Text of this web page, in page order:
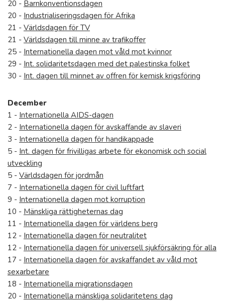
20 - Barnkonventionsdagen
20 - Industrialiseringsdagen för Afrika
21 - Världsdagen för TV
21 - Världsdagen till minne av trafikoffer
25 - Internationella dagen mot våld mot kvinnor
29 - Int. solidaritetsdagen med det palestinska folket
30 - Int. dagen till minnet av offren för kemisk krigsföring
December
1 - Internationella AIDS-dagen
2 - Internationella dagen för avskaffande av slaveri
3 - Internationella dagen för handikappade
5 - Int. dagen för frivilligas arbete för ekonomisk och social
utveckling
5 - Världsdagen för jordmån
7 - Internationella dagen för civil luftfart
9 - Internationella dagen mot korruption
10 - Mänskliga rättigheternas dag
11 - Internationella dagen för världens berg
12 - Internationella dagen för neutralitet
12 - Internationella dagen för universell sjukförsäkring för alla
17 - Internationella dagen för avskaffandet av våld mot
sexarbetare
18 - Internationella migrationsdagen
20 - Internationella mänskliga solidaritetens dag